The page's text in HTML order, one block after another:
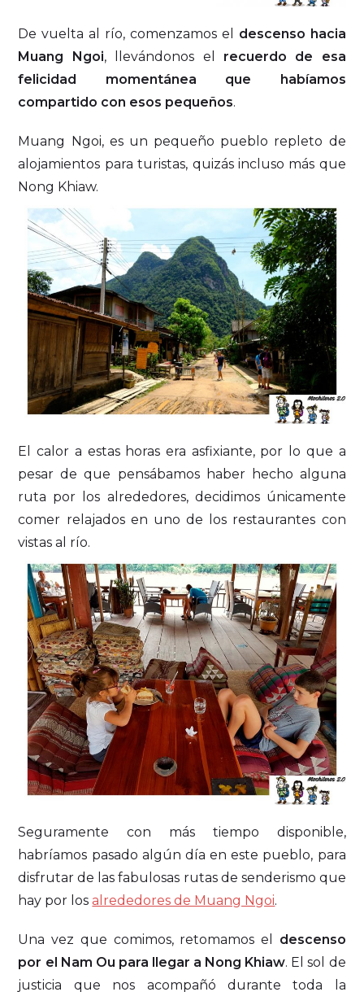
De vuelta al río, comenzamos el descenso hacia
Muang Ngoi, llevándonos el recuerdo de esa
felicidad momentánea que habíamos
compartido con esos pequeños.
Muang Ngoi, es un pequeño pueblo repleto de
alojamientos para turistas, quizás incluso más que
Nong Khiaw.
El calor a estas horas era asfixiante, por lo que a
pesar de que pensábamos haber hecho alguna
ruta por los alrededores, decidimos únicamente
comer relajados en uno de los restaurantes con
vistas al río.
Seguramente con más tiempo disponible,
habríamos pasado algún día en este pueblo, para
disfrutar de las fabulosas rutas de senderismo que
hay por losalrededores de Muang Ngoi.
Una vez que comimos, retomamos el descenso
por el Nam Ou para llegar a Nong Khiaw. El sol de
justicia que nos acompañó durante toda la